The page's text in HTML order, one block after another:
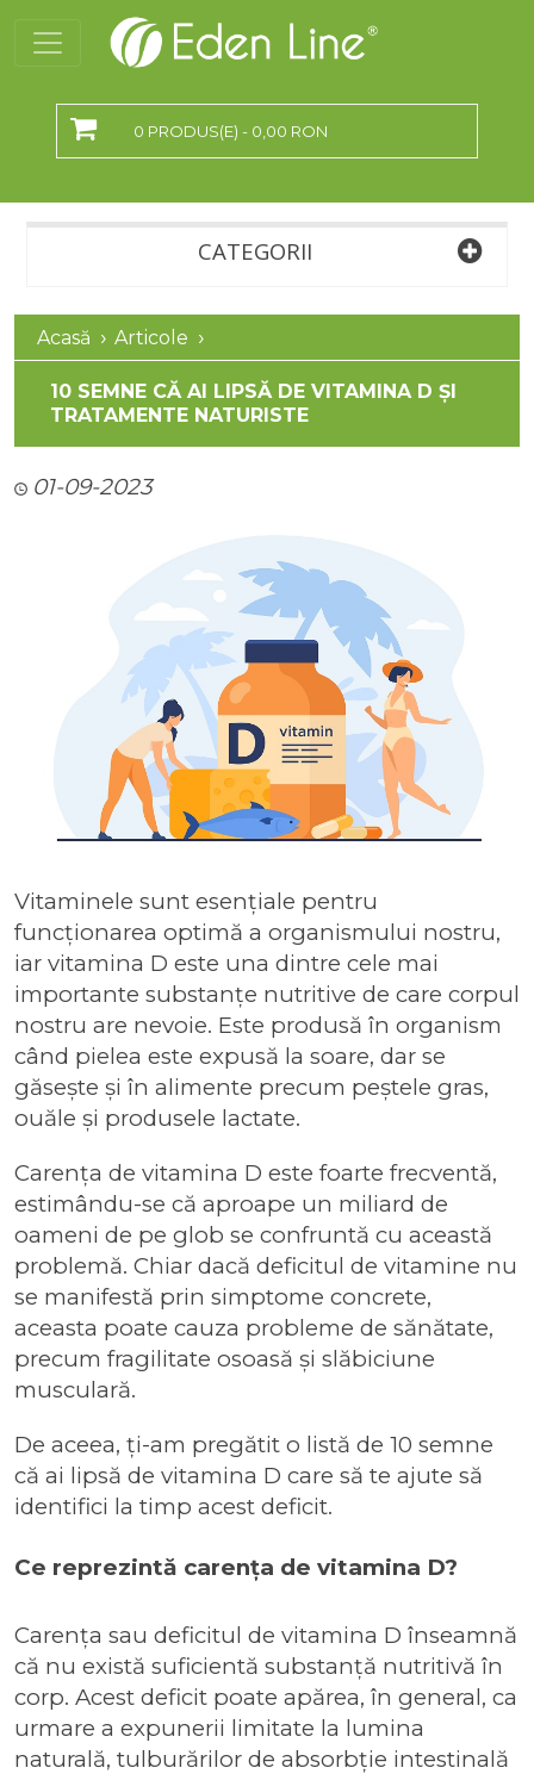
0 PRODUS(E) - 0,00 RON
CATEGORII
Acasă Articole
10 SEMNE CĂ AI LIPSĂ DE VITAMINA D ȘI
TRATAMENTE NATURISTE
01-09-2023
Vitaminele sunt esențiale pentru
funcționarea optimă a organismului nostru,
iar vitamina D este una dintre cele mai
importante substanțe nutritive de care corpul
nostru are nevoie. Este produsă în organism
când pielea este expusă la soare, dar se
găsește și în alimente precum peștele gras,
ouăle și produsele lactate.
Carenţa de vitamina D este foarte frecventă,
estimându-se că aproape un miliard de
oameni de pe glob se confruntă cu această
problemă. Chiar dacă deficitul de vitamine nu
se manifestă prin simptome concrete,
aceasta poate cauza probleme de sănătate,
precum fragilitate osoasă și slăbiciune
musculară.
De aceea, ți-am pregătit o listă de 10 semne
că ai lipsă de vitamina D care să te ajute să
identifici la timp acest deficit.
Ce reprezintă carența de vitamina D?
Carența sau deficitul de vitamina D înseamnă
că nu există suficientă substanță nutritivă în
corp. Acest deficit poate apărea, în general, ca
urmare a expunerii limitate la lumina
naturală, tulburărilor de absorbție intestinală